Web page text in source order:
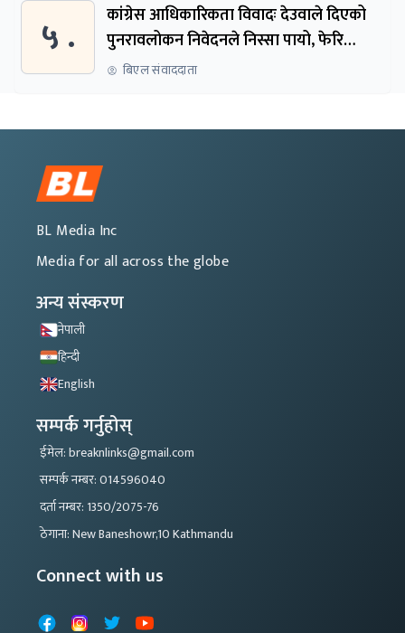
५ .
कांग्रेस आधिकारिकता विवादः देउवाले दिएको
पुनरावलोकन निवेदनले निस्सा पायो, फेरि
सुरुदेखि सुनुवाइ हुने
बिएल संवाददाता
BL Media Inc
Media for all across the globe
अन्य संस्करण
नेपाली
हिन्दी
English
सम्पर्क गर्नुहोस्
ईमेल: breaknlinks@gmail.com
सम्पर्क नम्बर: 014596040
दर्ता नम्बर: 1350/2075-76
ठेगाना: New Baneshowr,10 Kathmandu
Connect with us
FacebookInstagram
X YouTube